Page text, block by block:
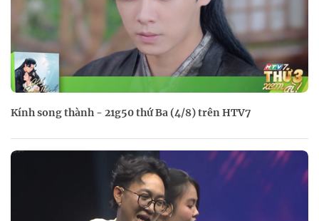
Kính song thành - 21g50 thứ Ba (4/8) trên HTV7